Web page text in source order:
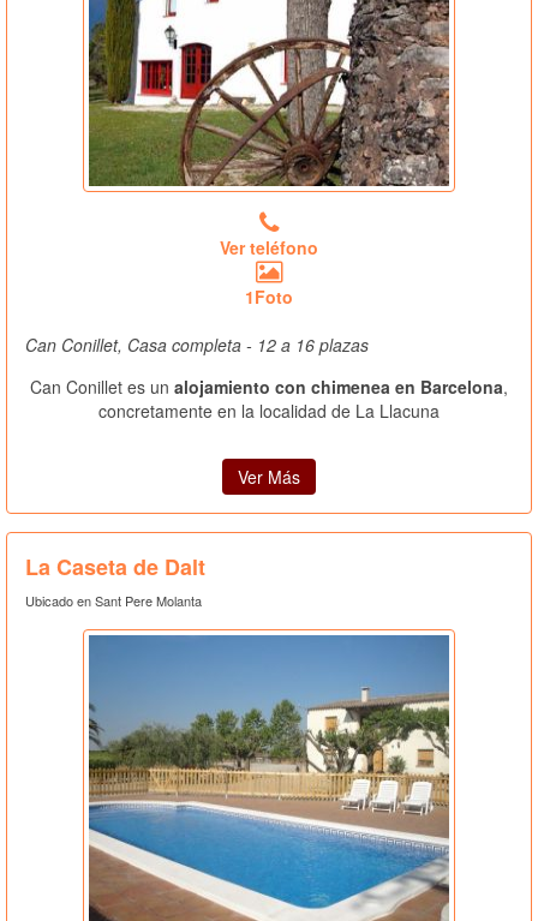
Ver teléfono
1Foto
Can Conillet, Casa completa - 12 a 16 plazas
Can Conillet es un alojamiento con chimenea en Barcelona,
concretamente en la localidad de La Llacuna
Ver Más
La Caseta de Dalt
Ubicado en Sant Pere Molanta